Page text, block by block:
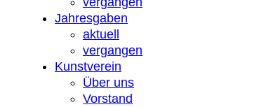
Jahresgaben
aktuell
vergangen
Kunstverein
Über uns
Vorstand